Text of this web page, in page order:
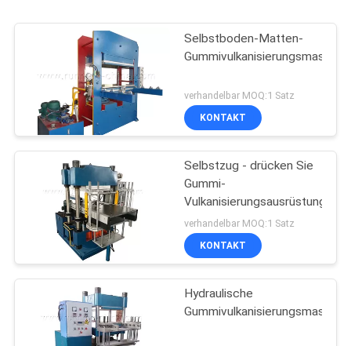
Selbstboden-Matten-
verhandelbar MOQ:1 Satz
KONTAKT
Selbstzug - drücken Sie
Gummi-
Vulkanisierungsausrüstung
verhandelbar MOQ:1 Satz
KONTAKT
Hydraulische